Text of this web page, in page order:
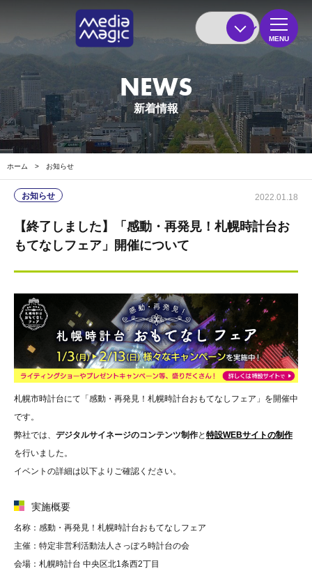
MENU
NEWS
新着情報
ホーム > お知らせ
お知らせ 2022.01.18
【終了しました】「感動・再発見！札幌時計台お
もてなしフェア」開催について
札幌市時計台にて「感動・再発見！札幌時計台おもてなしフェア」を開催中
です。
弊社では、 デジタルサイネージのコンテンツ制作と 特設WEBサイトの制作
を行いました。
イベントの詳細は以下よりご確認ください。
実施概要
名称：感動・再発見！札幌時計台おもてなしフェア
主催：特定非営利活動法人さっぽろ時計台の会
会場：札幌時計台 中央区北1条西2丁目